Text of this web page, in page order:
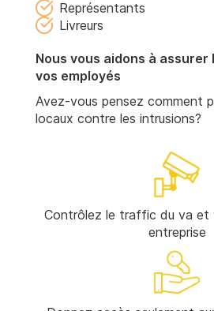
Représentants
Livreurs
Nous vous aidons à
vos employés
Avez-vous pensez comment
locaux contre les intrusions?
Contrôlez le traffic du va et
entreprise